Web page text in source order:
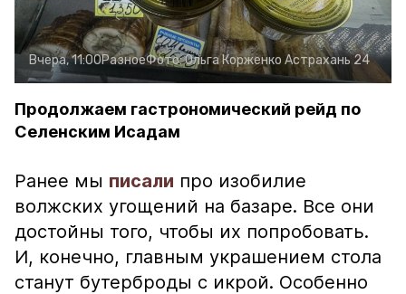
Вчера, 11:00РазноеФото:Ольга Корженко Астрахань 24
Продолжаем гастрономический рейд по
Селенским Исадам
Ранее мы писали про изобилие
волжских угощений на базаре. Все они
достойны того, чтобы их попробовать.
И, конечно, главным украшением стола
станут бутерброды с икрой. Особенно